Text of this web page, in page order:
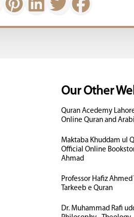
Our Other
Quran Acedemy
Online Quran and
Maktaba Khuddam ul
Official Online
Ahmad
Professor Hafiz Ahmed
Tarkeeb e Quran
Dr. Muhammad Rafi